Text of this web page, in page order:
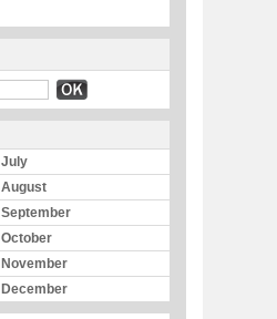
July
August
September
October
November
December